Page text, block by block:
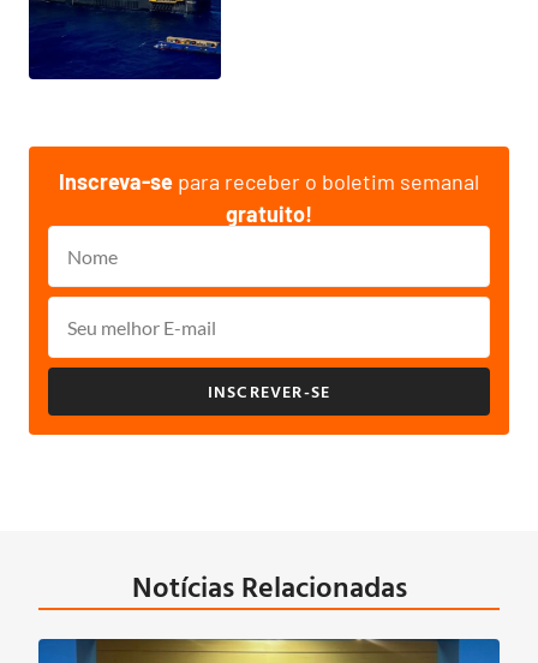
Inscreva-se para receber o boletim semanal
gratuito!
INSCREVER-SE
Notícias Relacionadas